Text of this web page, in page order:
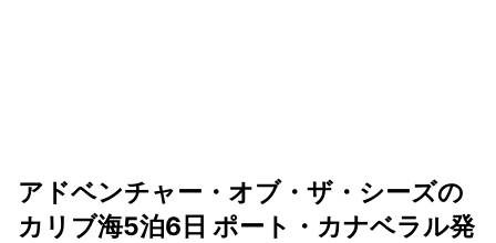
アドベンチャー・オブ・ザ・シーズの
カリブ海5泊6日 ポート・カナベラル発